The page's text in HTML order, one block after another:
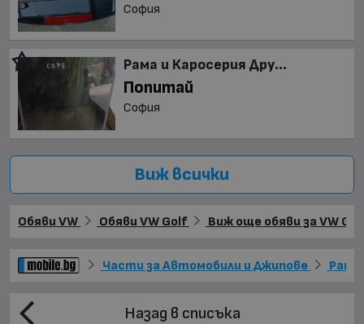
София
Рама и Каросерия Дру...
Попитай
София
Виж всички
Обяви VW Обяви VW Golf Виж още обяви за VW
Части за Автомобили и Джипове Рама
Назад в списъка